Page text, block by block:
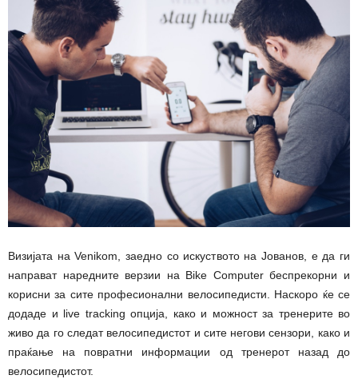
Визијата на Venikom, заедно со искуството на Јованов, е да ги
направат наредните верзии на Bike Computer беспрекорни и
корисни за сите професионални велосипедисти. Наскоро ќе се
додаде и live tracking опција, како и можност за тренерите во
живо да го следат велосипедистот и сите негови сензори, како и
праќање на повратни информации од тренерот назад до
велосипедистот.